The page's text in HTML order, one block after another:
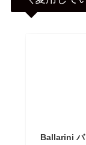
Ballarini バ